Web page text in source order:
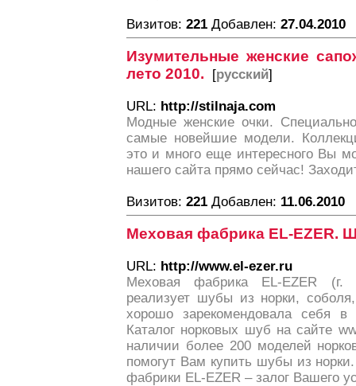
Визитов: 221 Добавлен: 27.04.2010
Изумительные женские
лето 2010. [русский]
URL: http://stilnaja.com
Модные женские очки.
самые новейшие модели.
это и много еще интересного Вы
нашего сайта прямо сейчас!
Визитов: 221 Добавлен: 11.06.2010
Меховая фабрика EL-EZER.
URL: http://www.el-ezer.ru
Меховая фабрика EL-EZER (г.
реализует шубы из норки,
хорошо зарекомендовала себя
Каталог норковых шуб на сайте
наличии более 200 моделей
помогут Вам купить шубы из
фабрики EL-EZER – залог Вашего